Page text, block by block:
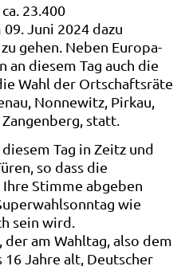
23.400
Juni 2024 dazu
gehen. Neben Europa-
an diesem Tag auch die
Wahl der Ortschaftsräte
Nonnewitz, Pirkau,
statt.
Tag in Zeitz und
so dass die
Stimme abgeben
wie
sein wird.
am Wahltag, also dem
16 Jahre alt, Deutscher